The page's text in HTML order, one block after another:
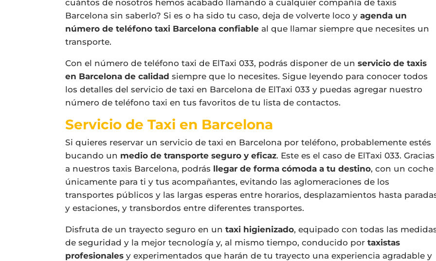
cuántos de nosotros hemos acabado llamando a cualquier compañía de taxis
Barcelona sin saberlo? Si es o ha sido tu caso, deja de volverte loco y agenda un
número de teléfono taxi Barcelona confiable al que llamar siempre que necesites un
transporte.
Con el número de teléfono taxi de ElTaxi 033, podrás disponer de un servicio de taxis
en Barcelona de calidad siempre que lo necesites. Sigue leyendo para conocer todos
los detalles del servicio de taxi en Barcelona de ElTaxi 033 y puedas agregar nuestro
número de teléfono taxi en tus favoritos de tu lista de contactos.
Servicio de Taxi en Barcelona
Si quieres reservar un servicio de taxi en Barcelona por teléfono, probablemente estés
bucando un medio de transporte seguro y eficaz. Este es el caso de ElTaxi 033. Gracias
a nuestros taxis Barcelona, podrás llegar de forma cómoda a tu destino, con un coche
únicamente para ti y tus acompañantes, evitando las aglomeraciones de los
transportes públicos y las largas esperas entre horarios, desplazamientos hasta
y estaciones, y transbordos entre diferentes transportes.
Disfruta de un trayecto seguro en untaxi higienizado, equipado con todas las
de seguridad y la mejor tecnología y, al mismo tiempo, conducido por taxistas
profesionales y experimentados que harán de tu trayecto una experiencia agradable y